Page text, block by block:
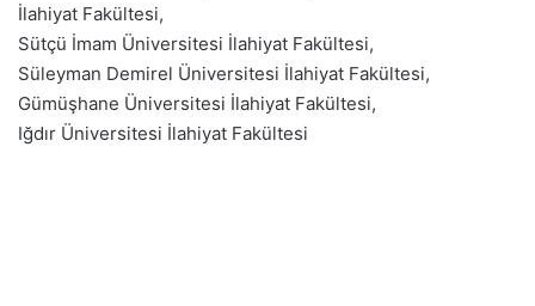
İlahiyat Fakültesi,
Sütçü İmam Üniversitesi İlahiyat Fakültesi,
Süleyman Demirel Üniversitesi İlahiyat Fakültesi,
Gümüşhane Üniversitesi İlahiyat Fakültesi,
Iğdır Üniversitesi İlahiyat Fakültesi